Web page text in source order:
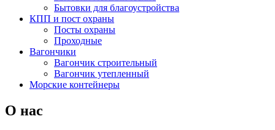
Бытовки для благоустройства
КПП и пост охраны
Посты охраны
Проходные
Вагончики
Вагончик строительный
Вагончик утепленный
Морские контейнеры
О нас